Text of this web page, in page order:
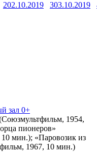
202.10.2019 303.10.2019
зал 0+
1954,
пионеров»
мин.); «Паровозик из
1967, 10 мин.)